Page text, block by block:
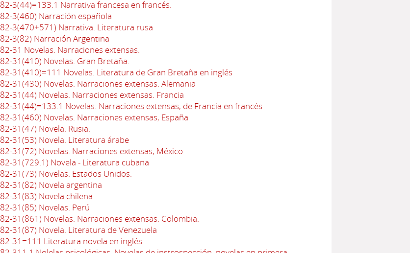
82-3(44)=133.1 Narrativa francesa en francés.
82-3(460) Narración española
82-3(470+571) Narrativa. Literatura rusa
82-3(82) Narración Argentina
82-31 Novelas. Narraciones extensas.
82-31(410) Novelas. Gran Bretaña.
82-31(410)=111 Novelas. Literatura de Gran Bretaña en inglés
82-31(430) Novelas. Narraciones extensas. Alemania
82-31(44) Novelas. Narraciones extensas. Francia
82-31(44)=133.1 Novelas. Narraciones extensas, de Francia en francés
82-31(460) Novelas. Narraciones extensas, España
82-31(47) Novela. Rusia.
82-31(53) Novela. Literatura árabe
82-31(72) Novelas. Narraciones extensas, México
82-31(729.1) Novela - Literatura cubana
82-31(73) Novelas. Estados Unidos.
82-31(82) Novela argentina
82-31(83) Novela chilena
82-31(85) Novelas. Perú
82-31(861) Novelas. Narraciones extensas. Colombia.
82-31(87) Novela. Literatura de Venezuela
82-31=111 Literatura novela en inglés